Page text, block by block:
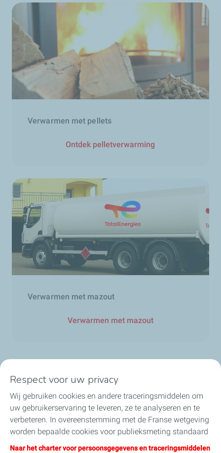
Verwarmen met pellets
Ontdek pelletverwarming
Verwarmen met mazout
Verwarmen met mazout
Onze sectoren in België
Onze producten in België
Nuttige links
Respect voor uw privacy
Wij gebruiken cookies en andere traceringsmiddelen om
uw gebruikerservaring te leveren, ze te analyseren en te
verbeteren. In overeenstemming met de Franse wetgeving
worden bepaalde cookies voor publieksmeting standaard
geïnstalleerd. U kunt uw cookie-instellingen op elk
Naar het charter voor persoonsgegevens en traceringsmiddelen